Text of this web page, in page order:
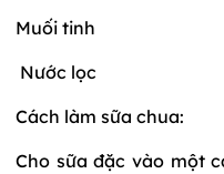
Muối tinh
Nước lọc
Cách làm sữa chua:
Cho sữa đặc vào một